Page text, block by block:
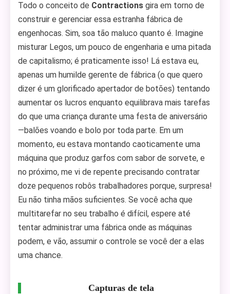
Todo o conceito de Contractions gira em torno de
construir e gerenciar essa estranha fábrica de
engenhocas. Sim, soa tão maluco quanto é. Imagine
misturar Legos, um pouco de engenharia e uma pitada
de capitalismo; é praticamente isso! Lá estava eu,
apenas um humilde gerente de fábrica (o que quero
dizer é um glorificado apertador de botões) tentando
aumentar os lucros enquanto equilibrava mais tarefas
do que uma criança durante uma festa de aniversário
—balões voando e bolo por toda parte. Em um
momento, eu estava montando caoticamente uma
máquina que produz garfos com sabor de sorvete, e
no próximo, me vi de repente precisando contratar
doze pequenos robôs trabalhadores porque, surpresa!
Eu não tinha mãos suficientes. Se você acha que
multitarefar no seu trabalho é difícil, espere até
tentar administrar uma fábrica onde as máquinas
podem, e vão, assumir o controle se você der a elas
uma chance.
Capturas de tela